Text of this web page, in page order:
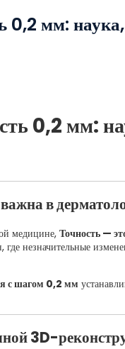
0,2 мм:
0,2 мм:
в
медицине, Точность —
незначительные
с шагом 0,2 мм
3D-